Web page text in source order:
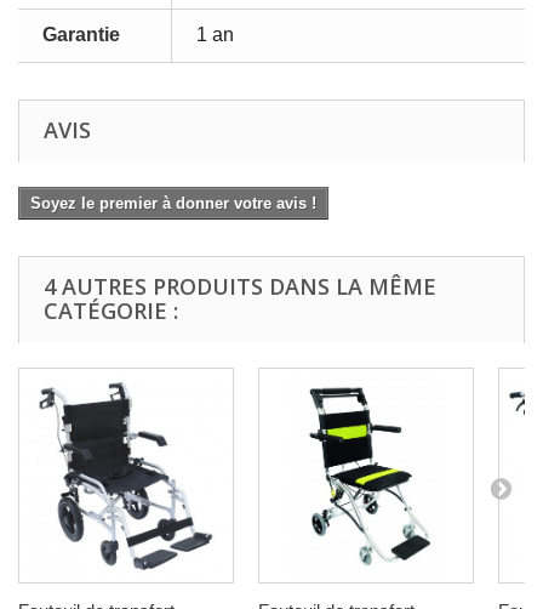
Garantie 1 an
AVIS
Soyez le premier à donner votre avis !
4 AUTRES PRODUITS DANS LA MÊME
CATÉGORIE :